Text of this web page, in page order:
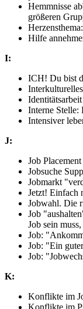
Hemmnisse
größeren
Hilfe
I:
ICH! Du bist
Interne Stelle:
Intensiver
J:
Job Placement
Jobsuche
Jobmarkt
Jetzt! Einfach
Jobwahl. Die
Job
Job sein
Job:
Job: "Ein
Job:
K:
Konflikte im
Konflikte im